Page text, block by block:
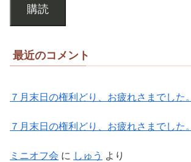
購読
最近のコメント
７月末日の権利どり、お疲れさまでした。
７月末日の権利どり、お疲れさまでした。
ミニオフ会 に しゅう より